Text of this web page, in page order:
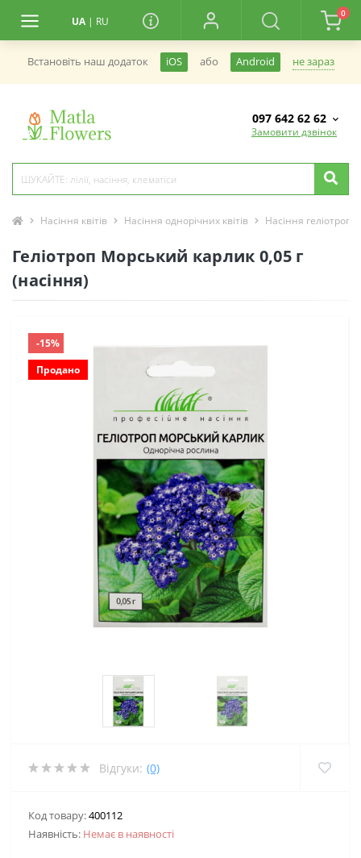
UA | RU
0
Встановiть наш додаток iOS або Android не зараз
097 642 62 62
Замовити дзвінок
Насіння квітів Насіння однорічних квітів Насіння геліотропу
Геліотроп Морський карлик 0,05 г
(насіння)
-15%
Продано
Відгуки: (0)
Код товару:400112
Наявність: Немає в наявностi